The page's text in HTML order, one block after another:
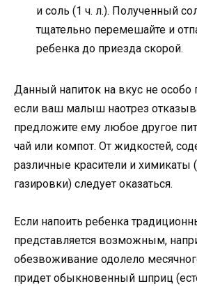
и соль (1 ч. л.). Полученный
тщательно перемешайте и
ребенка до приезда скорой.
Данный напиток на вкус не особо
если ваш малыш наотрез
предложите ему любое другое
чай или компот. От жидкостей,
различные красители и химикаты
газировки) следует оказаться.
Если напоить ребенка
представляется возможным,
обезвоживание одолело
придет обыкновенный шприц